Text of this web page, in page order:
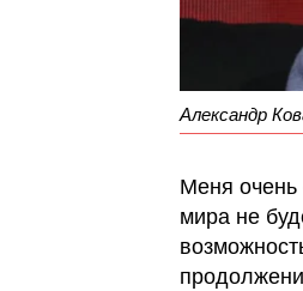
Александр
Меня очень
мира не